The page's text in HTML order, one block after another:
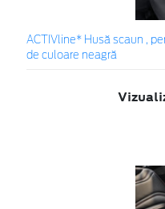
ACTIVline* Husă scaun ,
de culoare neagră